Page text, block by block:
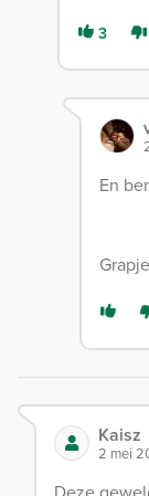
3
En
Kaisz
2 mei